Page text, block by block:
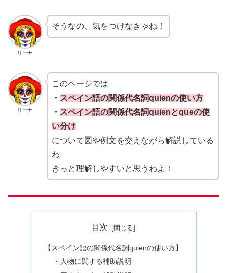
リーナ
そうなの、気をつけなきゃね！
リーナ
このページでは
・ スペイン語の関係代名詞quienの使い方
・ スペイン語の関係代名詞quienとqueの使
い分け
について図や例文を交えながら解説している
わ
きっと理解しやすいと思うわよ！
目次
【スペイン語の関係代名詞quienの使い方】
・人物に関する補助説明